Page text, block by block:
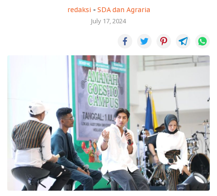
redaksi - SDA dan Agraria
July 17, 2024